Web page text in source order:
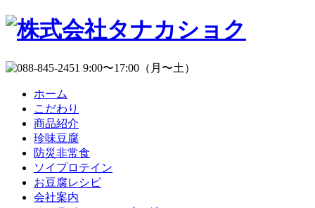
ホーム
こだわり
商品紹介
珍味豆腐
防災非常食
ソイプロテイン
お豆腐レシピ
会社案内